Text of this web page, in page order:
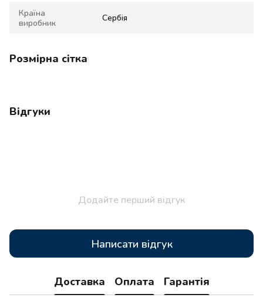
Країна
виробник
Сербія
Розмірна сітка
Відгуки
Додайте перший відгук
Написати відгук
Доставка Оплата Гарантія